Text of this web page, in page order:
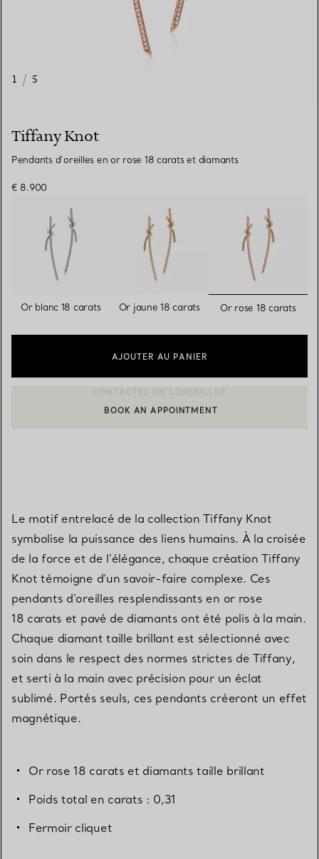
1 / 5
Tiffany Knot
Pendants d’oreilles en or rose 18 carats et diamants
€ 8.900
Or blanc 18 carats Or jaune 18 carats Or rose 18 carats
AJOUTER AU PANIER
CONTACTER UN CONSEILLER CLIENT OU PRENDRE RENDEZ-
BOOK AN APPOINTMENT
Le motif entrelacé de la collection Tiffany Knot
symbolise la puissance des liens humains. À la croisée
de la force et de l’élégance, chaque création Tiffany
Knot témoigne d’un savoir-faire complexe. Ces
pendants d’oreilles resplendissants en or rose
18 carats et pavé de diamants ont été polis à la main.
Chaque diamant taille brillant est sélectionné avec
soin dans le respect des normes strictes de Tiffany,
et serti à la main avec précision pour un éclat
sublimé. Portés seuls, ces pendants créeront un effet
magnétique.
Or rose 18 carats et diamants taille brillant
Poids total en carats : 0,31
Fermoir cliquet